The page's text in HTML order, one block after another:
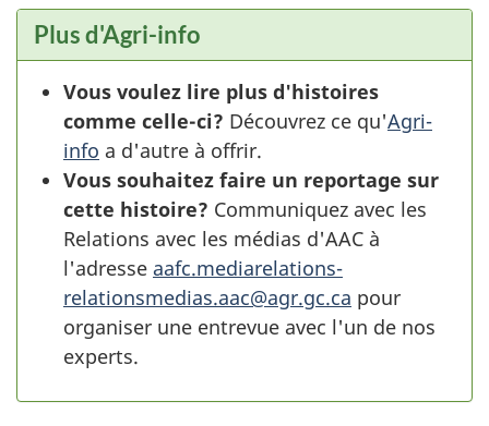
Plus d'Agri-info
Vous voulez lire plus d'histoires
comme celle-ci? Découvrez ce qu'Agri-
info a d'autre à offrir.
Vous souhaitez faire un reportage sur
cette histoire? Communiquez avec les
Relations avec les médias d'AAC à
l'adresse aafc.mediarelations-
relationsmedias.aac@agr.gc.ca pour
organiser une entrevue avec l'un de nos
experts.